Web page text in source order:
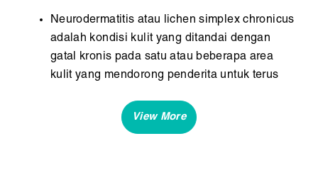
Neurodermatitis atau lichen simplex chronicus
adalah kondisi kulit yang ditandai dengan
gatal kronis pada satu atau beberapa area
kulit yang mendorong penderita untuk terus
kasar, dan menggelap.
Kondisi ini sering dipicu oleh stres atau